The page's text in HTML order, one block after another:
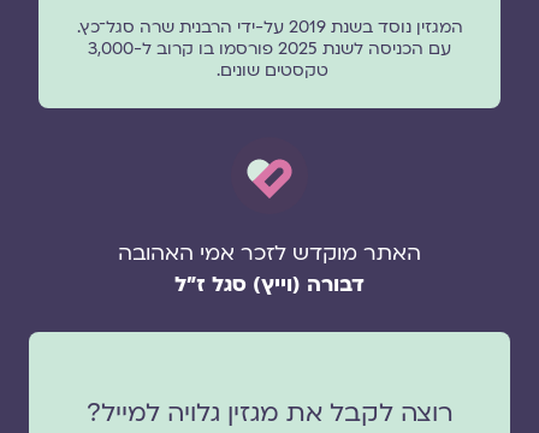
המגזין נוסד בשנת 2019 על-ידי הרבנית שרה סגל־כץ.
עם הכניסה לשנת 2025 פורסמו בו קרוב ל-3,000
טקסטים שונים.
האתר מוקדש לזכר אמי האהובה
דבורה (וייץ) סגל ז"ל
רוצה לקבל את מגזין גלויה למייל?